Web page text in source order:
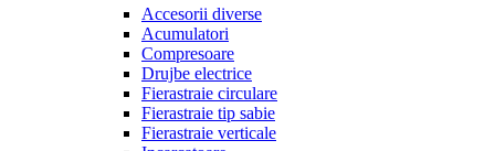
Accesorii diverse
Acumulatori
Compresoare
Drujbe electrice
Fierastraie circulare
Fierastraie tip sabie
Fierastraie verticale